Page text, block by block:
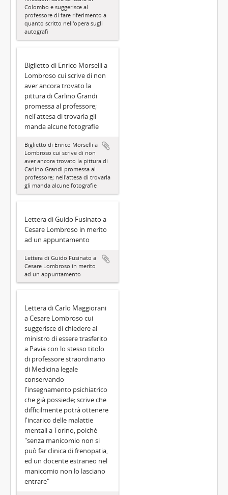
Colombo e suggerisce al
professore di fare riferimento a
quanto scritto nell'opera sugli
autografi
Biglietto di Enrico Morselli a
Lombroso cui scrive di non
aver ancora trovato la
pittura di Carlino Grandi
promessa al professore;
nell'attesa di trovarla gli
manda alcune fotografie
Biglietto di Enrico Morselli a
Lombroso cui scrive di non
aver ancora trovato la pittura di
Carlino Grandi promessa al
professore; nell'attesa di trovarla
gli manda alcune fotografie
Lettera di Guido Fusinato a
Cesare Lombroso in merito
ad un appuntamento
Lettera di Guido Fusinato a
Cesare Lombroso in merito
ad un appuntamento
Lettera di Carlo Maggiorani
a Cesare Lombroso cui
suggerisce di chiedere al
ministro di essere trasferito
a Pavia con lo stesso titolo
di professore straordinario
di Medicina legale
conservando
l'insegnamento psichiatrico
che già possiede; scrive che
difficilmente potrà ottenere
l'incarico delle malattie
mentali a Torino, poiché
"senza manicomio non si
può far clinica di frenopatia,
ed un docente estraneo nel
manicomio non lo lasciano
entrare"